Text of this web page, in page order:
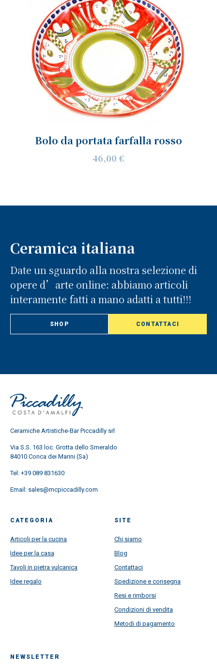
Bolo da portata farfalla rosso
46,00 €
Ceramica italiana
Date un sguardo alla nostra selezione di
opere d’arte online: abbiamo articoli
interamente fatti a mano adatti a tutti!!!
SHOP CONTATTACI
Ceramiche Artistiche-Bar Piccadilly srl
Via S.S. 163 loc. Grotta dello Smeraldo
84010 Conca dei Marini (Sa)
Tel: +39 089 831630
Email: sales@mcpiccadilly.com
CATEGORIA
Articoli per la cucina
Idee per la casa
Tavoli in pietra vulcanica
Idee regalo
SITE
Chi siamo
Blog
Contattaci
Spedizione e consegna
Resi e rimborsi
Condizioni di vendita
Metodi di pagamento
NEWSLETTER